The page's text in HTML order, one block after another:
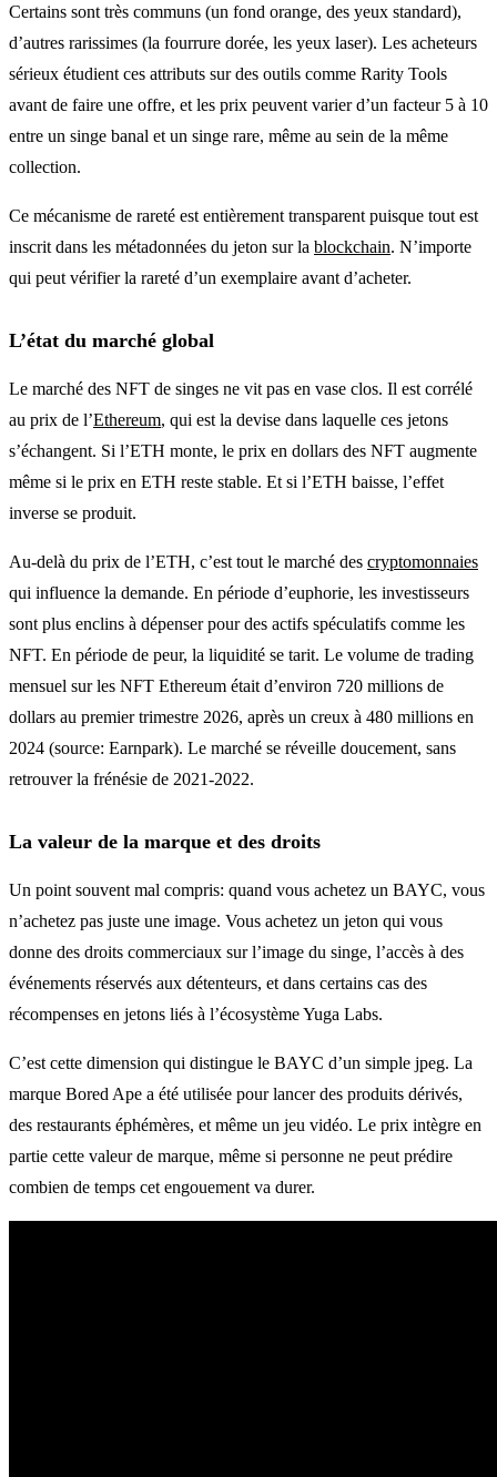
Certains sont très communs (un fond orange, des yeux standard),
d’autres rarissimes (la fourrure dorée, les yeux laser). Les acheteurs
sérieux étudient ces attributs sur des outils comme Rarity Tools
avant de faire une offre, et les prix peuvent varier d’un facteur 5 à 10
entre un singe banal et un singe rare, même au sein de la même
collection.
Ce mécanisme de rareté est entièrement transparent puisque tout est
inscrit dans les métadonnées du jeton sur la blockchain. N’importe
qui peut vérifier la rareté d’un exemplaire avant d’acheter.
L’état du marché global
Le marché des NFT de singes ne vit pas en vase clos. Il est corrélé
au prix de l’Ethereum, qui est la devise dans laquelle ces jetons
s’échangent. Si l’ETH monte, le prix en dollars des NFT augmente
même si le prix en ETH reste stable. Et si l’ETH baisse, l’effet
inverse se produit.
Au-delà du prix de l’ETH, c’est tout le marché des cryptomonnaies
qui influence la demande. En période d’euphorie, les investisseurs
sont plus enclins à dépenser pour des actifs spéculatifs comme les
NFT. En période de peur, la liquidité se tarit. Le volume de trading
mensuel sur les NFT Ethereum était d’environ 720 millions de
dollars au premier trimestre 2026, après un creux à 480 millions en
2024 (source: Earnpark). Le marché se réveille doucement, sans
retrouver la frénésie de 2021-2022.
La valeur de la marque et des droits
Un point souvent mal compris: quand vous achetez un BAYC, vous
n’achetez pas juste une image. Vous achetez un jeton qui vous
donne des droits commerciaux sur l’image du singe, l’accès à des
événements réservés aux détenteurs, et dans certains cas des
récompenses en jetons liés à l’écosystème Yuga Labs.
C’est cette dimension qui distingue le BAYC d’un simple jpeg. La
marque Bored Ape a été utilisée pour lancer des produits dérivés,
des restaurants éphémères, et même un jeu vidéo. Le prix intègre en
partie cette valeur de marque, même si personne ne peut prédire
combien de temps cet engouement va durer.